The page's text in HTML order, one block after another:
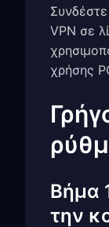
VPN σε
χρήσης
Βήμα
την